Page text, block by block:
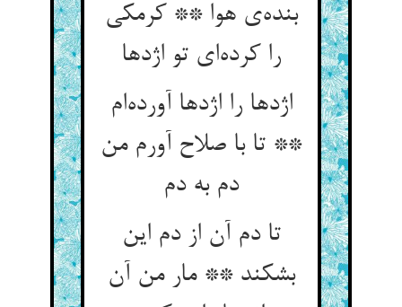
بنده‌ی هوا ** کرمکی
را کرده‌ای تو اژدها
اژدها را اژدها آورده‌ام
** تا با صلاح آورم من
دم به دم
تا دم آن از دم این
بشکند ** مار من آن